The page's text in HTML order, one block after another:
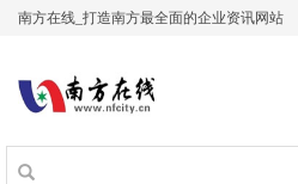
南方在线_打造南方最全面的企业资讯网站